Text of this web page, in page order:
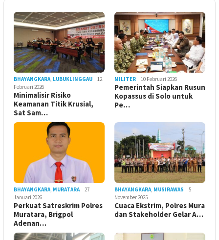
BHAYANGKARA, LUBUKLINGGAU
12
Februari 2026
Minimalisir Risiko
Keamanan Titik Krusial,
Sat Sam…
MILITER 10 Februari 2026
Pemerintah Siapkan Rusun
Kopassus di Solo untuk
Pe…
BHAYANGKARA, MURATARA
27
Januari 2026
Perkuat Satreskrim Polres
Muratara, Brigpol
Adenan…
BHAYANGKARA, MUSIRAWAS
5
November 2025
Cuaca Ekstrim, Polres Mura
dan Stakeholder Gelar A…